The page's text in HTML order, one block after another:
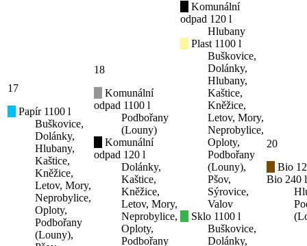
17
Papír 1100 l
Buškovice,
Dolánky,
Hlubany,
Kaštice,
Kněžice,
Letov, Mory,
Neprobylice,
Oploty,
Podbořany
(Louny),
18
Komunální
odpad 1100 l
Podbořany
(Louny)
Komunální
odpad 120 l
Dolánky,
Kaštice,
Kněžice,
Letov, Mory,
Neprobylice,
Oploty,
Podbořany
Komunální
odpad 120 l
Hlubany
Plast 1100 l
Buškovice,
Dolánky,
Hlubany,
Kaštice,
Kněžice,
Letov, Mory,
Neprobylice,
Oploty,
Podbořany
(Louny),
Pšov,
Sýrovice,
Valov
Sklo 1100 l
Buškovice,
Dolánky,
20
Bio
Bio 240 l